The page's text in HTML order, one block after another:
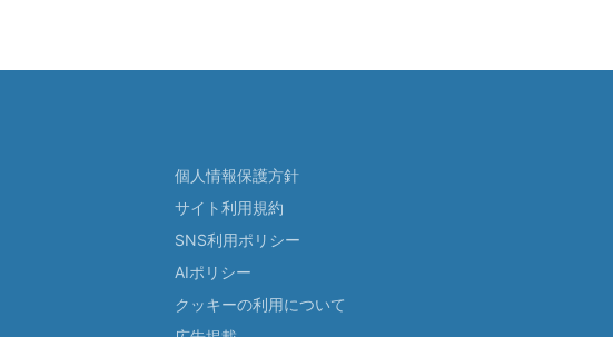
個人情報保護方針
サイト利用規約
SNS利用ポリシー
AIポリシー
クッキーの利用について